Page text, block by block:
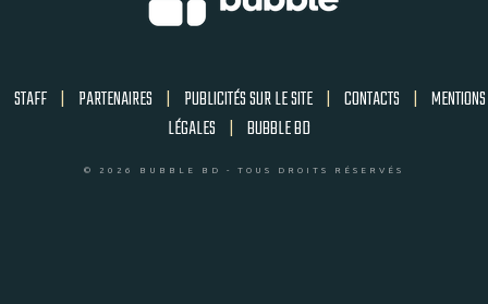
STAFF | PARTENAIRES | PUBLICITÉS SUR LE SITE | CONTACTS | MENTIONS
LÉGALES | BUBBLE BD
© 2026 BUBBLE BD - TOUS DROITS RÉSERVÉS